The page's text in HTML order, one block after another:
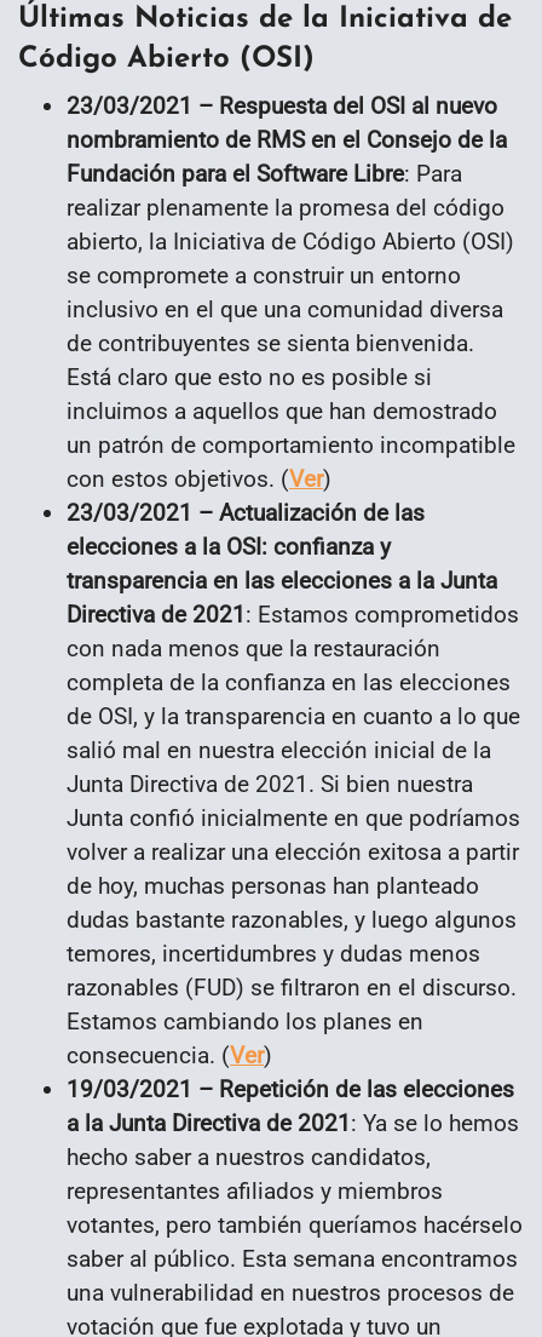
Últimas Noticias de la Iniciativa de
Código Abierto (OSI)
23/03/2021 – Respuesta del OSI al nuevo
nombramiento de RMS en el Consejo de la
Fundación para el Software Libre: Para
realizar plenamente la promesa del código
abierto, la Iniciativa de Código Abierto (OSI)
se compromete a construir un entorno
inclusivo en el que una comunidad diversa
de contribuyentes se sienta bienvenida.
Está claro que esto no es posible si
incluimos a aquellos que han demostrado
un patrón de comportamiento incompatible
con estos objetivos. (Ver)
23/03/2021 – Actualización de las
elecciones a la OSI: confianza y
transparencia en las elecciones a la Junta
Directiva de 2021: Estamos comprometidos
con nada menos que la restauración
completa de la confianza en las elecciones
de OSI, y la transparencia en cuanto a lo que
salió mal en nuestra elección inicial de la
Junta Directiva de 2021. Si bien nuestra
Junta confió inicialmente en que podríamos
volver a realizar una elección exitosa a partir
de hoy, muchas personas han planteado
dudas bastante razonables, y luego algunos
temores, incertidumbres y dudas menos
razonables (FUD) se filtraron en el discurso.
Estamos cambiando los planes en
consecuencia. (Ver)
19/03/2021 – Repetición de las elecciones
a la Junta Directiva de 2021: Ya se lo hemos
hecho saber a nuestros candidatos,
representantes afiliados y miembros
votantes, pero también queríamos hacérselo
saber al público. Esta semana encontramos
una vulnerabilidad en nuestros procesos de
votación que fue explotada y tuvo un